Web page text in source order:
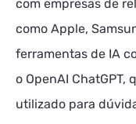
com empresas de
como Apple,
ferramentas de IA
o OpenAI ChatGPT,
utilizado para